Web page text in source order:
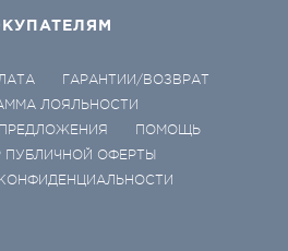
ГАРАНТИИ/ВОЗВРАТ
ЛОЯЛЬНОСТИ
ПОМОЩЬ
ПУБЛИЧНОЙ ОФЕРТЫ